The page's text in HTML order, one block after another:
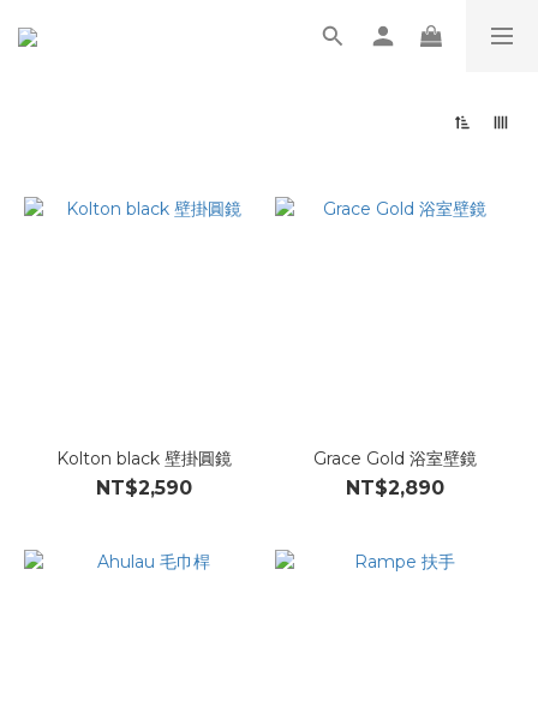
Kolton black 壁掛圓鏡
NT$2,590
Grace Gold 浴室壁鏡
NT$2,890